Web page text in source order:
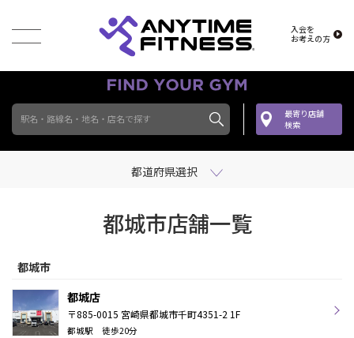
入会を
お考えの方
駅名・路線名・地名・店名で探す
最寄り店舗
検索
都道府県選択
都城市店舗一覧
都城市
都城店
〒885-0015 宮崎県都城市千町4351-2 1F
都城駅 徒歩20分